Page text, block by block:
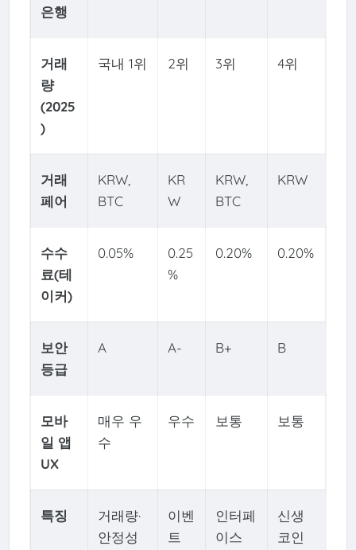
은행
거래
량
(2025
)
국내 1위 2위 3위 4위
거래
페어
KRW,
BTC
KR
W
KRW,
BTC
KRW
수수
료(테
이커)
0.05%
0.25
%
0.20% 0.20%
보안
등급
A A- B+ B
모바
일 앱
UX
매우 우
수
우수 보통 보통
특징
거래량·
안정성
이벤
트
인터페
이스
신생
코인